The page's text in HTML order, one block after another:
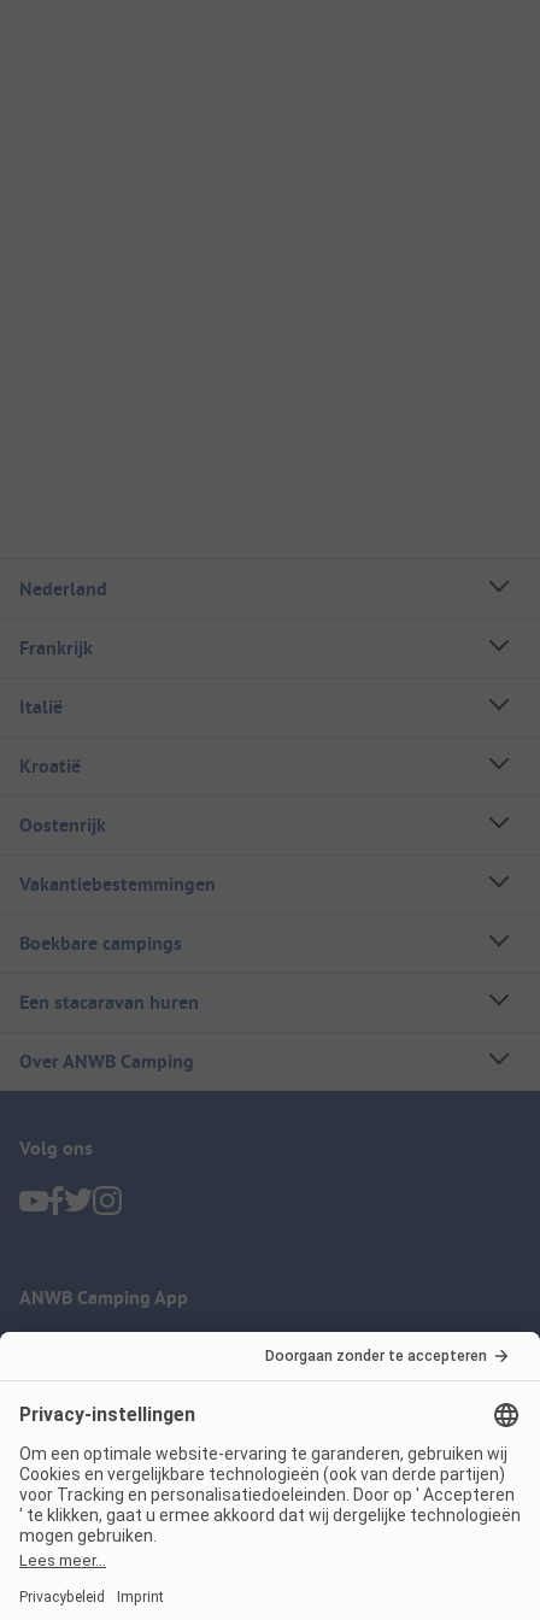
Nederland
Frankrijk
Italië
Kroatië
Oostenrijk
Vakantiebestemmingen
Boekbare campings
Een stacaravan huren
Over ANWB Camping
Volg ons
ANWB Camping App
Imprint
Jouw privacy
Voorwaarden
Wet digitale diensten